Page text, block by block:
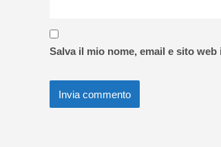
Salva il mio nome, email e sito